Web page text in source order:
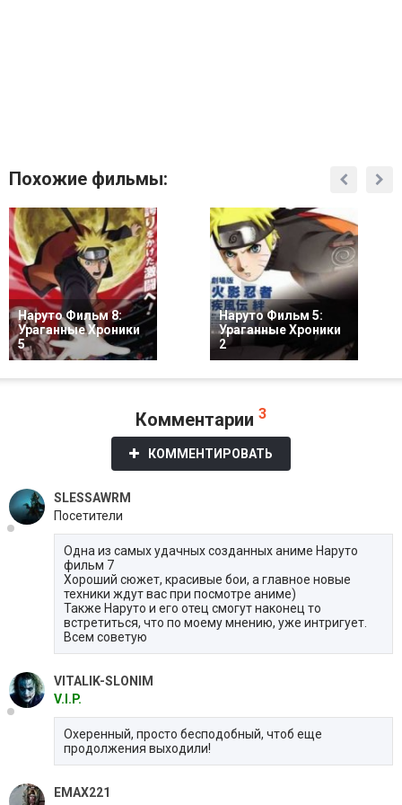
Похожие фильмы:
Наруто Фильм 8:
Ураганные Хроники
5
Наруто Фильм 5:
Ураганные Хроники
2
Комментарии 3
КОММЕНТИРОВАТЬ
SLESSAWRM
Посетители
Одна из самых удачных созданных аниме Наруто
фильм 7
Хороший сюжет, красивые бои, а главное новые
техники ждут вас при посмотре аниме)
Также Наруто и его отец смогут наконец то
встретиться, что по моему мнению, уже интригует.
Всем советую
VITALIK-SLONIM
V.I.P.
Охеренный, просто бесподобный, чтоб еще
продолжения выходили!
EMAX221